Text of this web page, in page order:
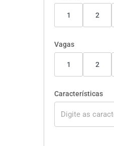
1 2
Vagas
1 2
Características